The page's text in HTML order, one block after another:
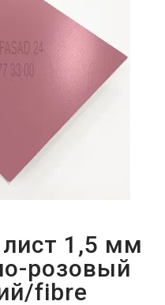
1,5 мм
розовый
fibre